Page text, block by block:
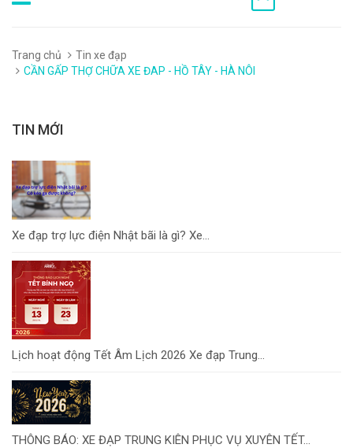
Trang chủ
Tin xe đạp
CẦN GẤP THỢ CHỮA XE ĐAP - HỒ TÂY - HÀ NÔI
TIN MỚI
Xe đạp trợ lực điện Nhật bãi là gì? Xe...
Lịch hoạt động Tết Âm Lịch 2026 Xe đạp Trung...
THÔNG BÁO: XE ĐẠP TRUNG KIÊN PHỤC VỤ XUYÊN TẾT...